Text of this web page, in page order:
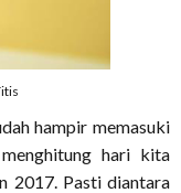
hampir memasuki
hari kita
2017. Pasti diantara